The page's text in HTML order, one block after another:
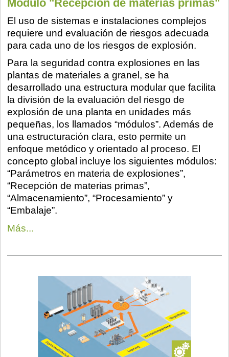
Módulo "Recepción de materias primas"
El uso de sistemas e instalaciones complejos
requiere und evaluación de riesgos adecuada
para cada uno de los riesgos de explosión.
Para la seguridad contra explosiones en las
plantas de materiales a granel, se ha
desarrollado una estructura modular que facilita
la división de la evaluación del riesgo de
explosión de una planta en unidades más
pequeñas, los llamados “módulos”. Además de
una estructuración clara, esto permite un
enfoque metódico y orientado al proceso. El
concepto global incluye los siguientes módulos:
“Parámetros en materia de explosiones”,
“Recepción de materias primas”,
“Almacenamiento”, “Procesamiento” y
“Embalaje”.
Más...